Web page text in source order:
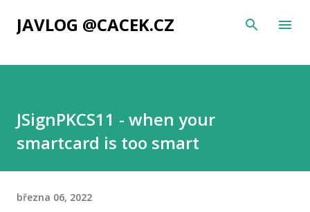
Přeskočit na hlavní obsah
JAVLOG @CACEK.CZ
JSignPKCS11 - when your
smartcard is too smart
března 06, 2022